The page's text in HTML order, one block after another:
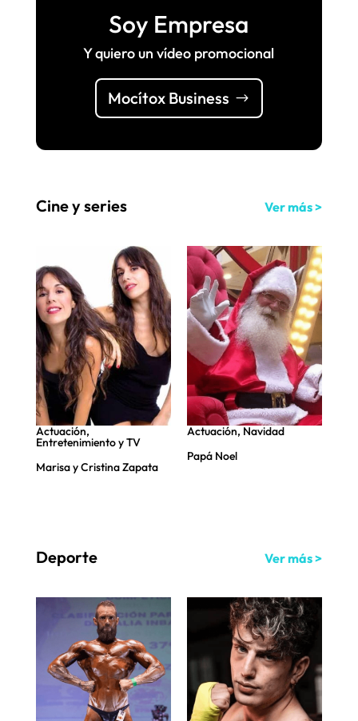
Soy Empresa
Y quiero un vídeo promocional
Mocítox Business
Cine y series Ver más >
Actuación,
Entretenimiento y TV
Marisa y Cristina Zapata
Actuación, Navidad
Papá Noel
Deporte Ver más >